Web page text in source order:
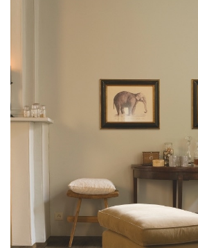
LÁBTÖRLŐ
FÜRDŐSZOBA
AJÁNDÉK
VINYL